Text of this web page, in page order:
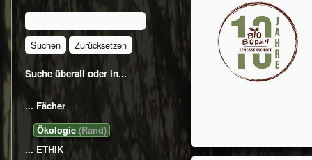
Suche überall oder in...
... Fächer
​​​​​​​​Ökologie
... ETHIK